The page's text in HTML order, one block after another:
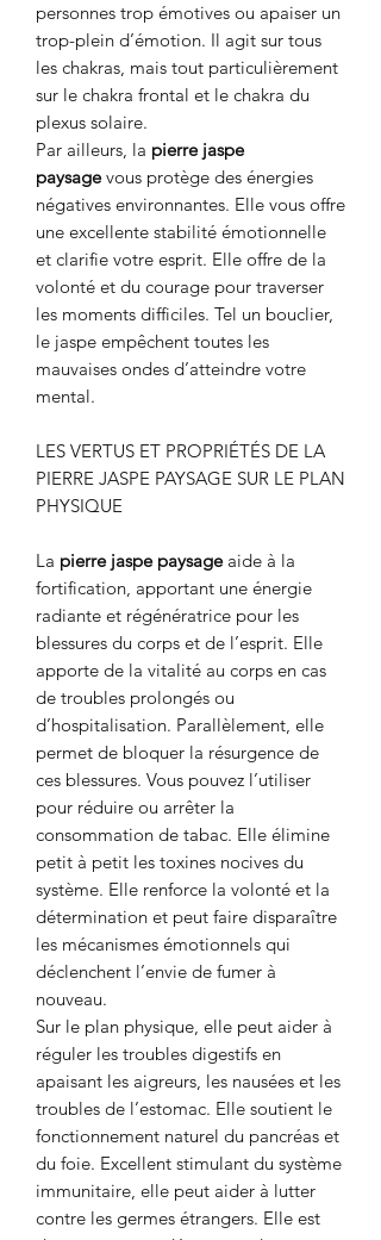
personnes trop émotives ou apaiser un
trop-plein d’émotion. Il agit sur tous
les chakras, mais tout particulièrement
sur le chakra frontal et le chakra du
plexus solaire.
Par ailleurs, la pierre jaspe
paysagevous protège des énergies
négatives environnantes. Elle vous offre
une excellente stabilité émotionnelle
et clarifie votre esprit. Elle offre de la
volonté et du courage pour traverser
les moments difficiles. Tel un bouclier,
le jaspe empêchent toutes les
mauvaises ondes d’atteindre votre
mental.
LES VERTUS ET PROPRIÉTÉS DE LA
PIERRE JASPE PAYSAGE SUR LE PLAN
PHYSIQUE
La pierre jaspe paysageaide à la
fortification, apportant une énergie
radiante et régénératrice pour les
blessures du corps et de l’esprit. Elle
apporte de la vitalité au corps en cas
de troubles prolongés ou
d’hospitalisation. Parallèlement, elle
permet de bloquer la résurgence de
ces blessures. Vous pouvez l’utiliser
pour réduire ou arrêter la
consommation de tabac. Elle élimine
petit à petit les toxines nocives du
système. Elle renforce la volonté et la
détermination et peut faire disparaître
les mécanismes émotionnels qui
déclenchent l’envie de fumer à
nouveau.
Sur le plan physique, elle peut aider à
réguler les troubles digestifs en
apaisant les aigreurs, les nausées et les
troubles de l’estomac. Elle soutient le
fonctionnement naturel du pancréas et
du foie. Excellent stimulant du système
immunitaire, elle peut aider à lutter
contre les germes étrangers. Elle est